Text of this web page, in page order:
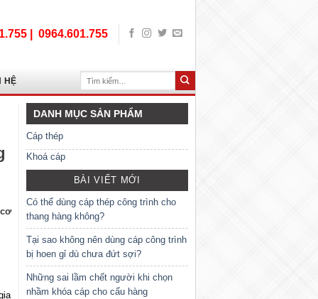
| 0964.601.755
HỆ
kiếm:
DANH MỤC SẢN PHẨM
Cáp thép
Khoá cáp
BÀI VIẾT MỚI
Có thể dùng cáp thép công trình cho
thang hàng không?
Tại sao không nên dùng cáp công trình
bị hoen gỉ dù chưa đứt sợi?
Những sai lầm chết người khi chọn
nhầm khóa cáp cho cẩu hàng